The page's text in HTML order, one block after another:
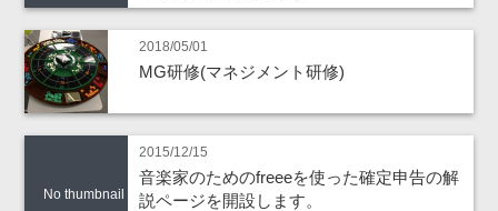
2018/05/01
MG研修(マネジメント研修)
No thumbnail
2015/12/15
音楽家のためのfreeeを使った確定申告の解
説ページを開設します。